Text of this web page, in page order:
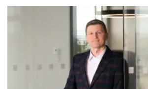
DHL perka „Venipak“
Baltijos šalyse
2026-07-28
Europos Sąjungos sankcijos
savininkams: ekonominio
su Ukraina užtikrinimas